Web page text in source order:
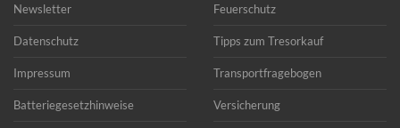
Newsletter
Datenschutz
Impressum
Batteriegesetzhinweise
Feuerschutz
Tipps zum Tresorkauf
Transportfragebogen
Versicherung